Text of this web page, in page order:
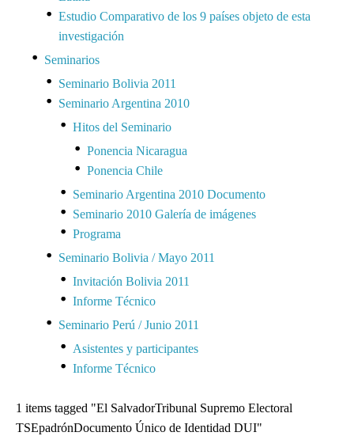
Estudio Comparativo de los 9 países objeto de esta
investigación
Seminarios
Seminario Bolivia 2011
Seminario Argentina 2010
Hitos del Seminario
Ponencia Nicaragua
Ponencia Chile
Seminario Argentina 2010 Documento
Seminario 2010 Galería de imágenes
Programa
Seminario Bolivia / Mayo 2011
Invitación Bolivia 2011
Informe Técnico
Seminario Perú / Junio 2011
Asistentes y participantes
Informe Técnico
1 items tagged "El SalvadorTribunal Supremo Electoral
TSEpadrónDocumento Único de Identidad DUI"